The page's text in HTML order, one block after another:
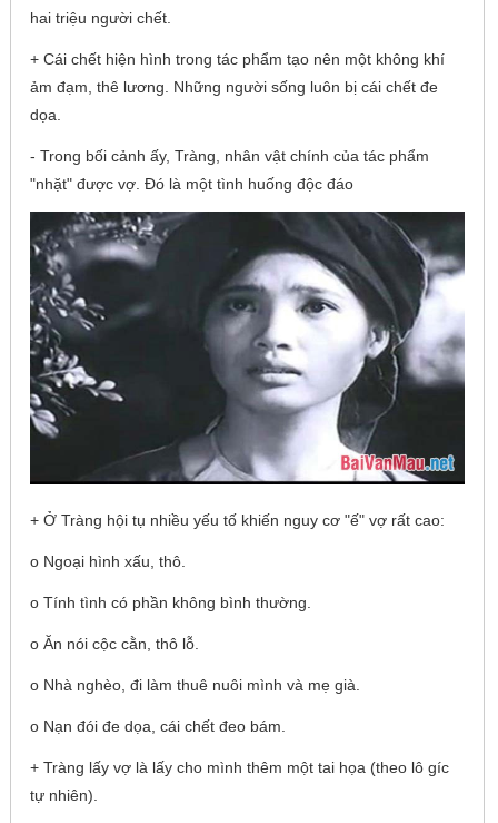
hai triệu người chết.
+ Cái chết hiện hình trong tác phẩm tạo nên một không khí
ảm đạm, thê lương. Những người sống luôn bị cái chết đe
dọa.
- Trong bối cảnh ấy, Tràng, nhân vật chính của tác phẩm
"nhặt" được vợ. Đó là một tình huống độc đáo
+ Ở Tràng hội tụ nhiều yếu tố khiến nguy cơ "ế" vợ rất cao:
o Ngoại hình xấu, thô.
o Tính tình có phần không bình thường.
o Ăn nói cộc cằn, thô lỗ.
o Nhà nghèo, đi làm thuê nuôi mình và mẹ già.
o Nạn đói đe dọa, cái chết đeo bám.
+ Tràng lấy vợ là lấy cho mình thêm một tai họa (theo lô gíc
tự nhiên).